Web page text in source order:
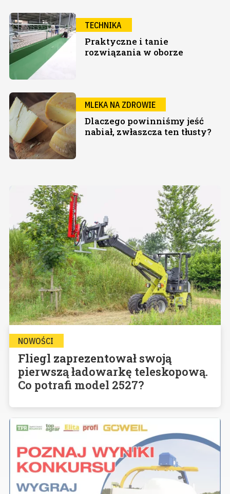
TECHNIKA
Praktyczne i tanie
rozwiązania w oborze
MLEKA NA ZDROWIE
Dlaczego powinniśmy jeść
nabiał, zwłaszcza ten tłusty?
NOWOŚCI
Fliegl zaprezentował swoją
pierwszą ładowarkę teleskopową.
Co potrafi model 2527?